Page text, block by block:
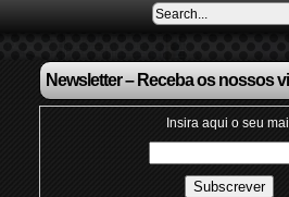
Newsletter – Receba os nossos
Insira aqui o seu mail